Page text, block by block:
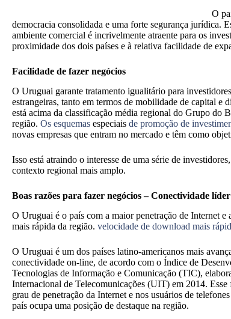
O
democracia consolidada e uma forte segurança jurídica.
ambiente comercial é incrivelmente atraente para os
proximidade dos dois países e à relativa facilidade de
Facilidade de fazer negócios
O Uruguai garante tratamento igualitário para
estrangeiras, tanto em termos de mobilidade de capital e
está acima da classificação média regional do Grupo do
região. Os esquemas especiais de promoção de
novas empresas que entram no mercado e têm como
Isso está atraindo o interesse de uma série de
contexto regional mais amplo.
Boas razões para fazer negócios – Conectividade líder
O Uruguai é o país com a maior penetração de Internet e
mais rápida da região. velocidade de download mais
O Uruguai é um dos países latino-americanos mais
conectividade on-line, de acordo com o Índice de
Tecnologias de Informação e Comunicação (TIC),
Internacional de Telecomunicações (UIT) em 2014. Esse
grau de penetração da Internet e nos usuários de
país ocupa uma posição de destaque na região.